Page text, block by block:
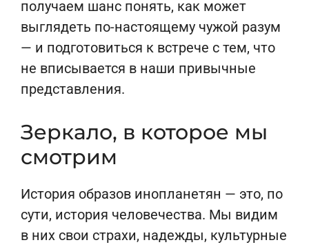
получаем шанс понять, как может
выглядеть по-настоящему чужой разум
— и подготовиться к встрече с тем, что
не вписывается в наши привычные
представления.
Зеркало, в которое мы
смотрим
История образов инопланетян — это, по
сути, история человечества. Мы видим
в них свои страхи, надежды, культурные